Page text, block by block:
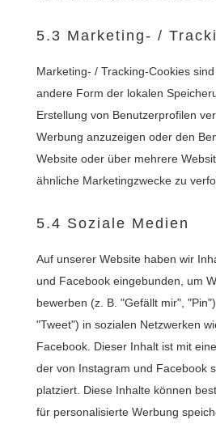
5.3 Marketing- /
Marketing- / Tracking-Cookies
andere Form der lokalen
Erstellung von Benutzerprofilen
Werbung anzuzeigen oder den
Website oder über mehrere
ähnliche Marketingzwecke zu
5.4 Soziale Medien
Auf unserer Website haben wir
und Facebook eingebunden, um
bewerben (z. B. "Gefällt mir",
"Tweet") in sozialen Netzwerken
Facebook. Dieser Inhalt ist mit
der von Instagram und Facebook
platziert. Diese Inhalte können
für personalisierte Werbung